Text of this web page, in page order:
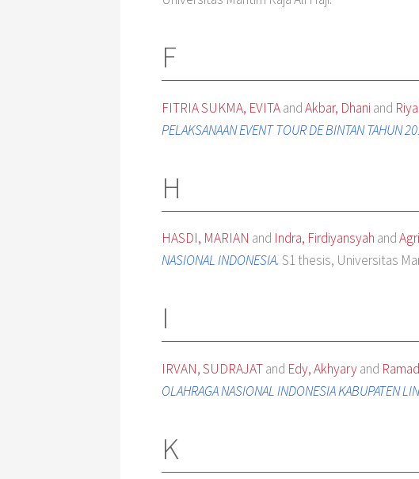
F
FITRIA SUKMA, EVITAandAkbar, Dhani and
PELAKSANAAN EVENT TOUR DE BINTAN TAHUN
H
HASDI, MARIAN and Indra, Firdiyansyah and
NASIONAL INDONESIA. S1 thesis, Universitas
I
IRVAN, SUDRAJATand Edy, Akhyaryand
OLAHRAGA NASIONAL INDONESIA KABUPATEN
K